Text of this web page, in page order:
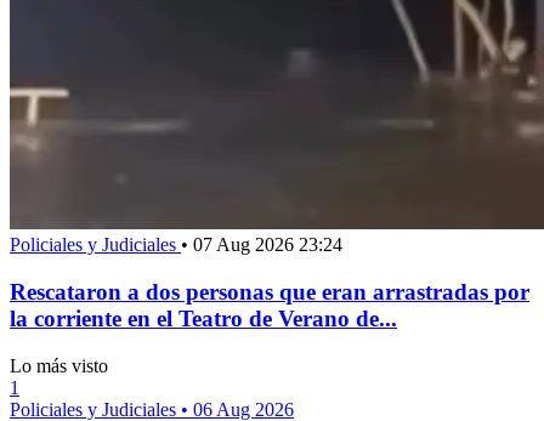
Policiales y Judiciales • 07 Aug 2026 23:24
Rescataron a dos personas que eran arrastradas por
la corriente en el Teatro de Verano de...
Lo más visto
1
Policiales y Judiciales • 06 Aug 2026